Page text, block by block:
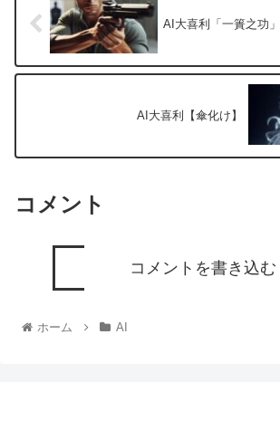
AI大喜利「一簣之功」
AI大喜利【傘化け】
コメント
コメントを書き込む
ホーム AI